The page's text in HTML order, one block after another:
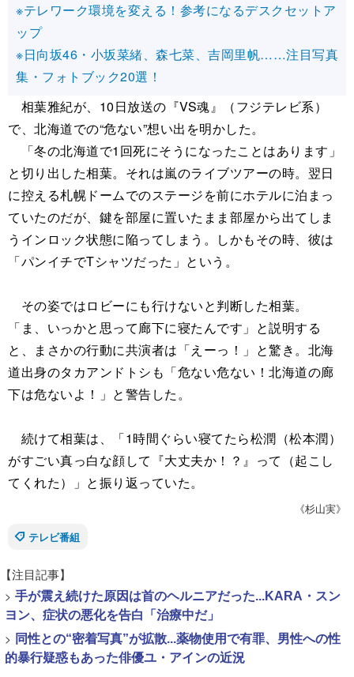
※テレワーク環境を変える！参考になるデスクセットア
ップ
※日向坂46・小坂菜緒、森七菜、吉岡里帆……注目写真
集・フォトブック20選！
相葉雅紀が、10日放送の『VS魂』（フジテレビ系）
で、北海道での“危ない”想い出を明かした。
「冬の北海道で1回死にそうになったことはあります」
と切り出した相葉。それは嵐のライブツアーの時。翌日
に控える札幌ドームでのステージを前にホテルに泊まっ
ていたのだが、鍵を部屋に置いたまま部屋から出てしま
うインロック状態に陥ってしまう。しかもその時、彼は
「パンイチでTシャツだった」という。
その姿ではロビーにも行けないと判断した相葉。
「ま、いっかと思って廊下に寝たんです」と説明する
と、まさかの行動に共演者は「えーっ！」と驚き。北海
道出身のタカアンドトシも「危ない危ない！北海道の廊
下は危ないよ！」と警告した。
続けて相葉は、「1時間ぐらい寝てたら松潤（松本潤）
がすごい真っ白な顔して『大丈夫か！？』って（起こし
てくれた）」と振り返っていた。
《杉山実》
テレビ番組
【注目記事】
> 手が震え続けた原因は首のヘルニアだった...KARA・スン
ヨン、症状の悪化を告白「治療中だ」
> 同性との“密着写真”が拡散...薬物使用で有罪、男性への性
的暴行疑惑もあった俳優ユ・アインの近況